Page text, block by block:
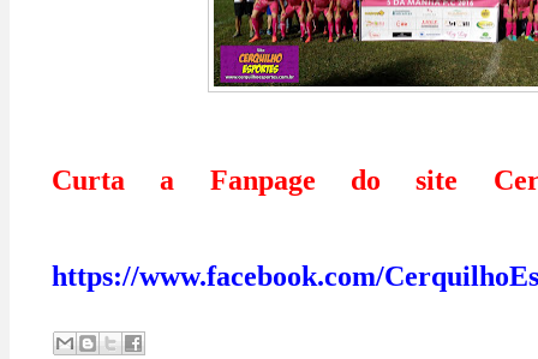
Curta a Fanpage do site
https://www.facebook.com/